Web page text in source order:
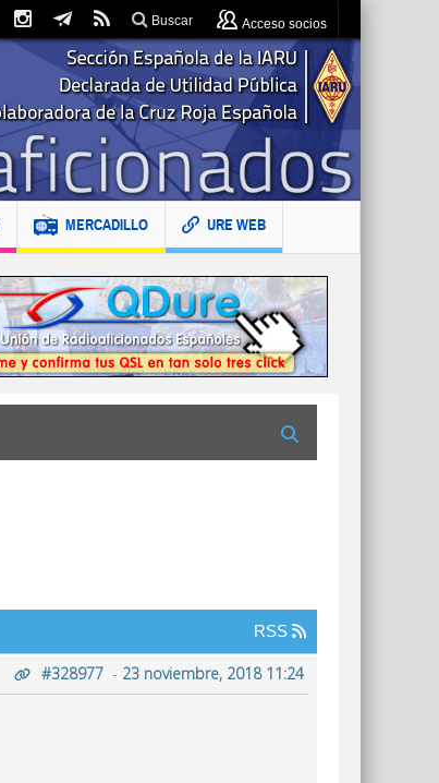
Buscar Acceso socios
MERCADILLO URE WEB
RSS
#328977 - 23 noviembre, 2018 11:24